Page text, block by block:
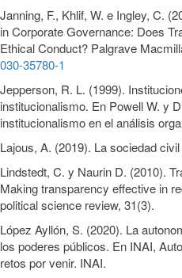
Janning, F., Khlif, W. e Ingley, C.
in Corporate Governance: Does
Ethical Conduct? Palgrave
030-35780-1
Jepperson, R. L. (1999).
institucionalismo. En Powell W. y
institucionalismo en el análisis
Lajous, A. (2019). La sociedad
Lindstedt, C. y Naurin D. (2010).
Making transparency effective in
political science review, 31(3).
López Ayllón, S. (2020). La
los poderes públicos. En INAI,
retos por venir. INAI.